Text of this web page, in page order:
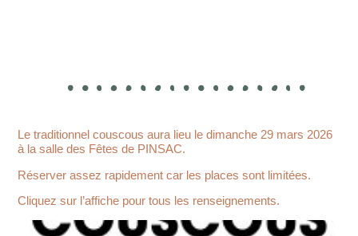
Le traditionnel couscous aura lieu le dimanche 29 mars 2026
à la salle des Fêtes de PINSAC.
Réserver assez rapidement car les places sont limitées.
Cliquez sur l’affiche pour tous les renseignements.